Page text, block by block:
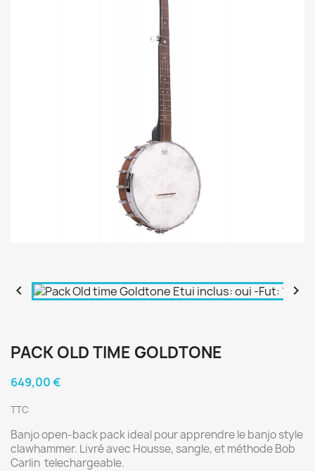
 
PACK OLD TIME GOLDTONE
649,00 €
TTC
Banjo open-back pack ideal pour apprendre le banjo style
clawhammer. Livré avec Housse, sangle, et méthode Bob
Carlin telechargeable.